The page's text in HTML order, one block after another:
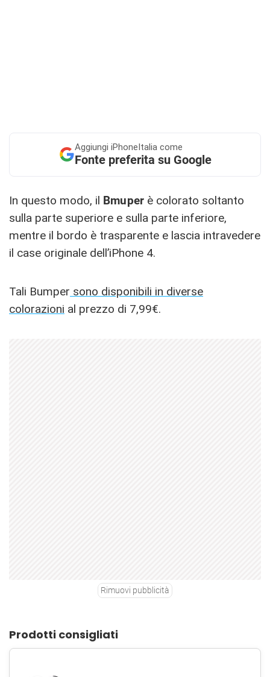
Aggiungi iPhoneItalia come
Fonte preferita su Google
In questo modo, il Bmuper è colorato soltanto
sulla parte superiore e sulla parte inferiore,
mentre il bordo è trasparente e lascia intravedere
il case originale dell’iPhone 4.
Tali Bumper sono disponibili in diverse
colorazioni al prezzo di 7,99€.
Rimuovi pubblicità
Prodotti consigliati